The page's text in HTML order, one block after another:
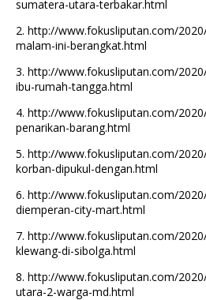
sumatera-utara-terbakar.html
2. http://www.fokusliputan.com/
malam-ini-berangkat.html
3. http://www.fokusliputan.com/
ibu-rumah-tangga.html
4. http://www.fokusliputan.com/
penarikan-barang.html
5. http://www.fokusliputan.com/
korban-dipukul-dengan.html
6. http://www.fokusliputan.com/
diemperan-city-mart.html
7. http://www.fokusliputan.com/
klewang-di-sibolga.html
8. http://www.fokusliputan.com/
utara-2-warga-md.html